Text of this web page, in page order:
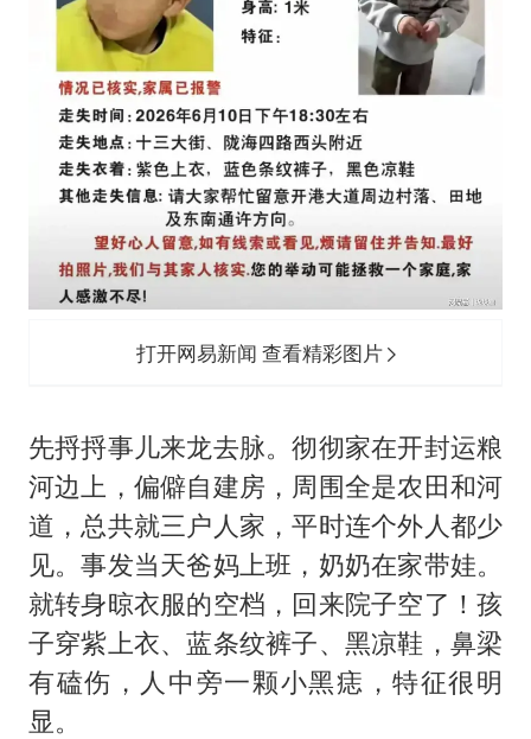
打开网易新闻 查看精彩图片
先捋捋事儿来龙去脉。彻彻家在开封运粮
河边上，偏僻自建房，周围全是农田和河
道，总共就三户人家，平时连个外人都少
见。事发当天爸妈上班，奶奶在家带娃。
就转身晾衣服的空档，回来院子空了！孩
子穿紫上衣、蓝条纹裤子、黑凉鞋，鼻梁
有磕伤，人中旁一颗小黑痣，特征很明
显。